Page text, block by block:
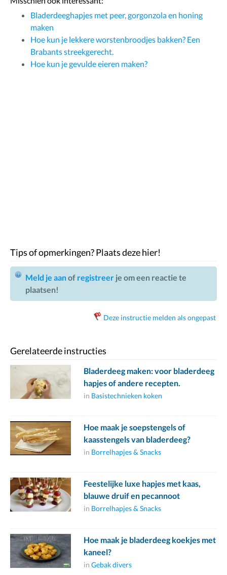
Bladerdeeghapjes met peer, gorgonzola en honing
maken
Hoe kun je lekkere worstenbroodjes bakken? Een
Brabants streekgerecht.
Hoe kun je gevulde eieren maken?
Tips of opmerkingen? Plaats deze hier!
Meld je aanof registreer je om een reactie te
plaatsen!
Deze instructie melden als ongepast
Gerelateerde instructies
Bladerdeeg maken: voor bladerdeeg
hapjes of andere recepten.
in Basistechnieken koken
Hoe maak je soepstengels of
kaasstengels van bladerdeeg?
in Borrelhapjes & Snacks
Feestelijke luxe hapjes met kaas,
blauwe druif en pecannoot
in Borrelhapjes & Snacks
Hoe maak je bladerdeeg koekjes met
kaneel?
in Gebak divers